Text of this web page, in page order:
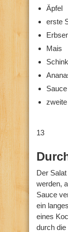
Äpfel
erste
Mais
Sauce
13
Der
werden,
Sauce
ein
eines
durch die